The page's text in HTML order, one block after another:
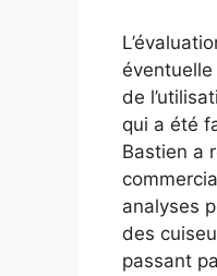
de
qui a été
Bastien a
analyses
des
passant